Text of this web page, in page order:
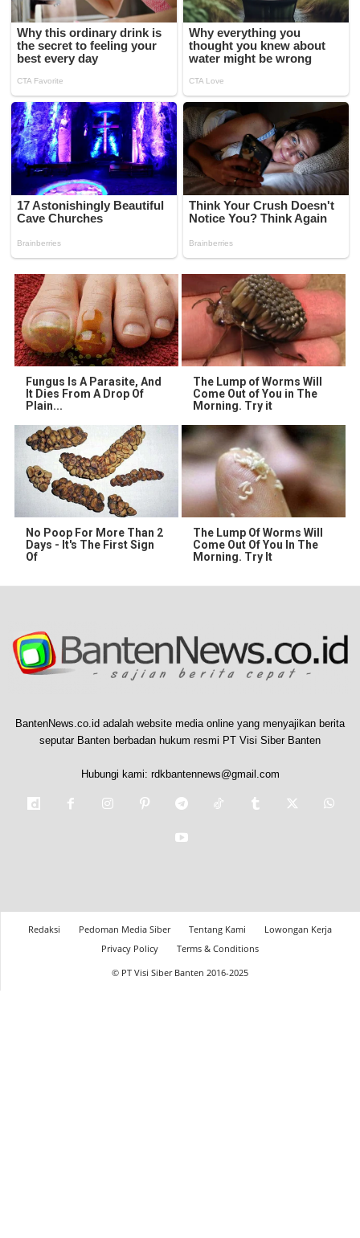
Fungus Is A Parasite, And
It Dies From A Drop Of
Plain...
The Lump of Worms Will
Come Out of You in The
Morning. Try it
No Poop For More Than 2
Days - It's The First Sign
Of
The Lump Of Worms Will
Come Out Of You In The
Morning. Try It
BantenNews.co.id adalah website media online yang menyajikan berita
seputar Banten berbadan hukum resmi PT Visi Siber Banten
Hubungi kami: rdkbantennews@gmail.com
Redaksi Pedoman Media Siber Tentang Kami
Lowongan Kerja
Privacy Policy
Terms & Conditions
© PT Visi Siber Banten 2016-2025